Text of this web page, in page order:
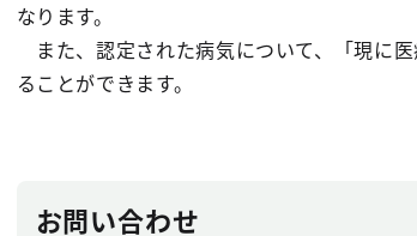
なります。
また、認定された病気について、「現に
ることができます。
お問い合わせ